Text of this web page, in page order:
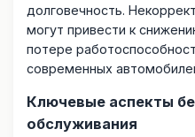
долговечность.
могут привести к
потере
современных
Ключевые аспекты
обслуживания